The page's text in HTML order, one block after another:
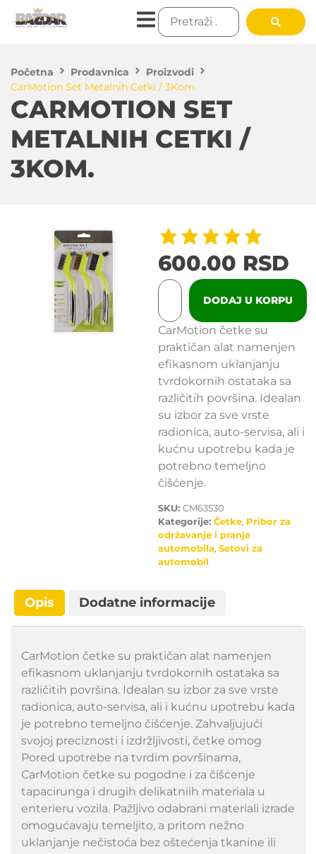
Početna Prodavnica
Proizvodi
CarMotion Set Metalnih Cetki / 3Kom.
CARMOTION SET
METALNIH CETKI /
3KOM.
600.00 RSD
DODAJ U KORPU
CarMotion četke su
praktičan alat namenjen
efikasnom uklanjanju
tvrdokornih ostataka sa
različitih površina. Idealan
su izbor za sve vrste
radionica, auto-servisa, ali i
kućnu upotrebu kada je
potrebno temeljno
čišćenje.
SKU: CM63530
Kategorije: Četke, Pribor za
održavanje i pranje
automobila, Setovi za
automobil
Opis Dodatne informacije
CarMotion četke su praktičan alat namenjen
efikasnom uklanjanju tvrdokornih ostataka sa
različitih površina. Idealan su izbor za sve vrste
radionica, auto-servisa, ali i kućnu upotrebu kada
je potrebno temeljno čišćenje. Zahvaljujući
svojoj preciznosti i izdržljivosti, četke omog
Pored upotrebe na tvrdim površinama,
CarMotion četke su pogodne i za čišćenje
tapacirunga i drugih delikatniih materiala u
enterieru vozila. Pažljivo odabrani materiali izrade
omogućavaju temeljito, a pritom nežno
uklanjanje nečistoća bez oštećenja tkanine ili